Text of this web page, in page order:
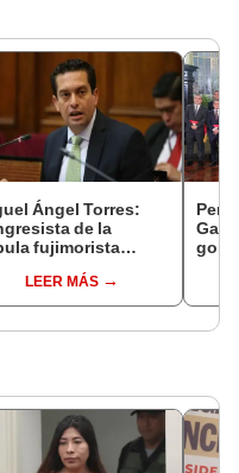
Ángel Torres:
de la
fujimorista
Senado
LEER MÁS